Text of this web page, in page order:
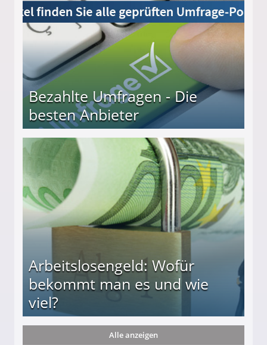
Bezahlte Umfragen - Die
besten Anbieter
Arbeitslosengeld: Wofür
bekommt man es und wie
viel?
Alle anzeigen